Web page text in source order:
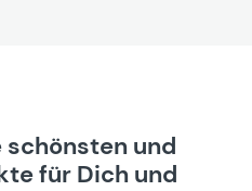
und
für Dich und